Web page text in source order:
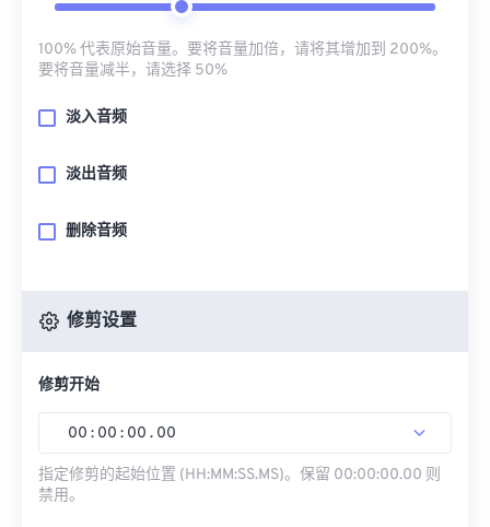
100% 代表原始音量。要将音量加倍，请将其增加到 200%。
要将音量减半，请选择 50%
淡入音频
淡出音频
删除音频
修剪设置
修剪开始
00 : 00 : 00 . 00
指定修剪的起始位置 (HH:MM:SS.MS)。保留 00:00:00.00 则
禁用。